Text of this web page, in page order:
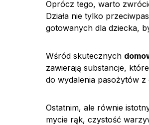
Oprócz tego, warto
Działa nie tylko
gotowanych dla dziecka,
Wśród skutecznych
zawierają substancje,
do wydalenia pasożytów z
Ostatnim, ale równie
mycie rąk, czystość